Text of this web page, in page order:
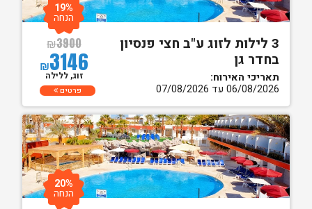
3 לילות לזוג ע"ב חצי פנסיון
בחדר גן
תאריכי האירוח:
06/08/2026 עד 07/08/2026
₪3900
₪3146
19%
הנחה
זוג, ללילה
פרטים
20%
הנחה